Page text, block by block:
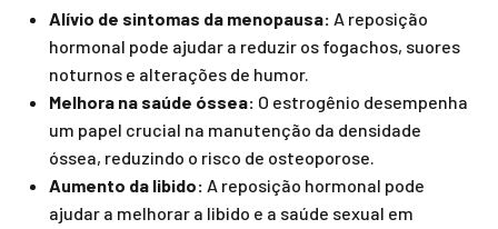
Alívio de sintomas da menopausa: A reposição
hormonal pode ajudar a reduzir os fogachos, suores
noturnos e alterações de humor.
Melhora na saúde óssea: O estrogênio desempenha
um papel crucial na manutenção da densidade
óssea, reduzindo o risco de osteoporose.
Aumento da libido: A reposição hormonal pode
ajudar a melhorar a libido e a saúde sexual em